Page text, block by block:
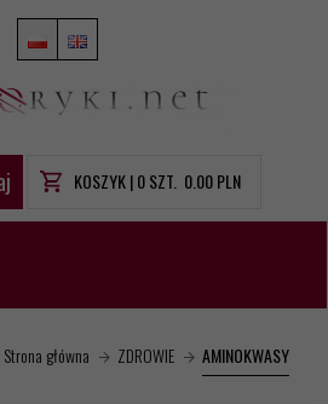
KOSZYK |0SZT. 0.00PLN
Strona główna ZDROWIE AMINOKWASY